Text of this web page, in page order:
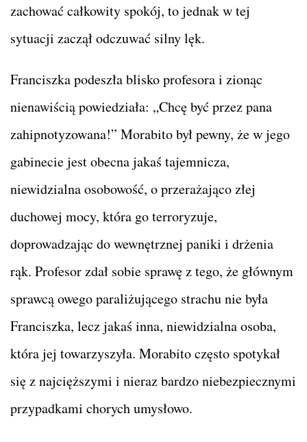
zachować całkowity spokój, to jednak w tej
sytuacji zaczął odczuwać silny lęk.
Franciszka podeszła blisko profesora i zionąc
nienawiścią powiedziała: „Chcę być przez pana
zahipnotyzowana!” Morabito był pewny, że w jego
gabinecie jest obecna jakaś tajemnicza,
niewidzialna osobowość, o przerażająco złej
duchowej mocy, która go terroryzuje,
doprowadzając do wewnętrznej paniki i drżenia
rąk. Profesor zdał sobie sprawę z tego, że głównym
sprawcą owego paraliżującego strachu nie była
Franciszka, lecz jakaś inna, niewidzialna osoba,
która jej towarzyszyła. Morabito często spotykał
się z najcięższymi i nieraz bardzo niebezpiecznymi
przypadkami chorych umysłowo.